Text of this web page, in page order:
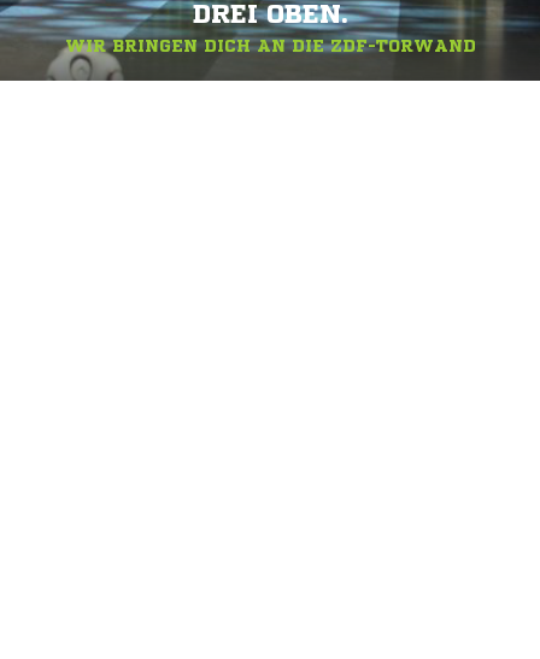
DREI OBEN.
WIR BRINGEN DICH AN DIE ZDF-TORWAND